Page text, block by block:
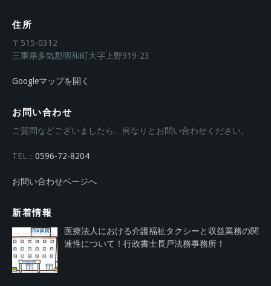
住所
〒515-0312
三重県多気郡明和町大字上野919-23
Googleマップを開く
お問い合わせ
ご質問などございましたら、何なりとお問い合わせください。
TEL： 0596-72-8204
お問い合わせページへ
新着情報
医療法人における介護福祉タクシーと収益業務の関
連性について！行政書士長戸法務事務所！